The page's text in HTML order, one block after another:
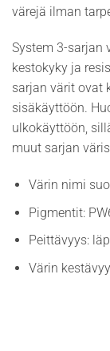
värejä ilman
System 3-sarjan
kestokyky ja
sarjan värit ovat
sisäkäyttöön.
ulkokäyttöön,
muut sarjan
Värin nimi
Pigmentit:
Peittävyys:
Värin